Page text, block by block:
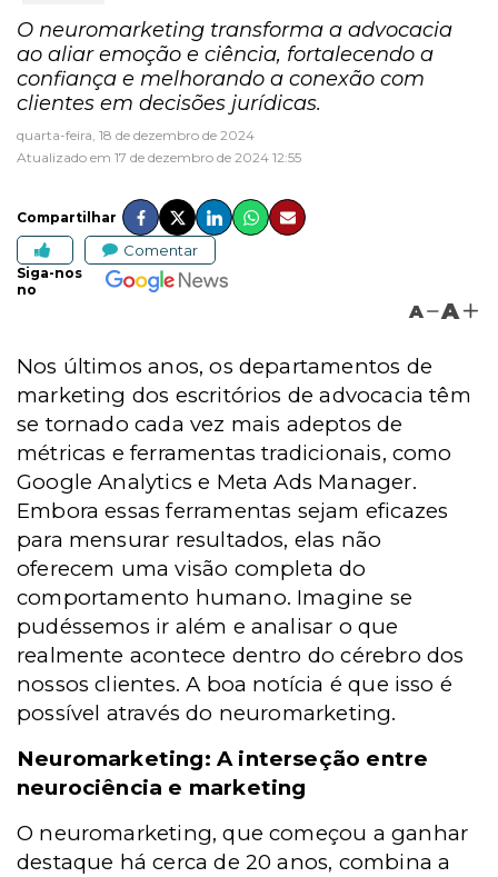
O neuromarketing transforma a advocacia
ao aliar emoção e ciência, fortalecendo a
confiança e melhorando a conexão com
clientes em decisões jurídicas.
quarta-feira, 18 de dezembro de 2024
Atualizado em 17 de dezembro de 2024 12:55
Compartilhar
Comentar
Siga-nos
no
A A
Nos últimos anos, os departamentos de
marketing dos escritórios de advocacia têm
se tornado cada vez mais adeptos de
métricas e ferramentas tradicionais, como
Google Analytics e Meta Ads Manager.
Embora essas ferramentas sejam eficazes
para mensurar resultados, elas não
oferecem uma visão completa do
comportamento humano. Imagine se
pudéssemos ir além e analisar o que
realmente acontece dentro do cérebro dos
nossos clientes. A boa notícia é que isso é
possível através do neuromarketing.
Neuromarketing: A interseção entre
neurociência e marketing
O neuromarketing, que começou a ganhar
destaque há cerca de 20 anos, combina a